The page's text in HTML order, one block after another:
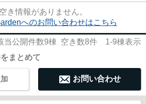
切...
き情報がありません。
へのお問い合わせはこちら
当公開件数9棟 空き数8件 1-9棟表示
まとめて
お問い合わせ